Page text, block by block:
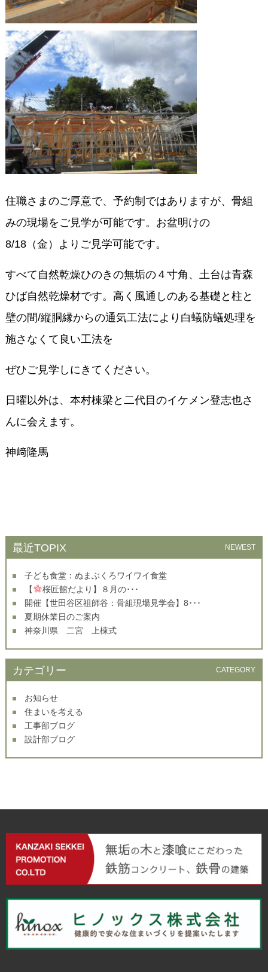
住職さまのご厚意で、予約制ではありますが、骨組
みの現場をご見学が可能です。お盆明けの
8/18（金）よりご見学可能です。
すべて自然乾燥ひのきの無垢の４寸角、土台は青森
ひば自然乾燥材です。高く風通しのある基礎と柱と
壁の間/縦胴縁からの通気工法により白蟻防蟻処理を
施さなくて良い工法を
ぜひご見学しにきてください。
日曜以外は、本村棟梁と二代目のイケメン登志也さ
んに会えます。
神﨑隆馬
最近TOPIX NEWEST
子ども食堂：ぬまぶくろワイワイ食堂
【
桜匠館だより】８月の･･･
開催【世田谷区祖師谷：骨組現場見学会】8･･･
夏期休業日のご案内
神奈川県 二宮 上棟式
カテゴリー CATEGORY
お知らせ
住まいを考える
工事部ブログ
設計部ブログ